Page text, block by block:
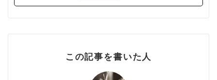
この記事を書いた人